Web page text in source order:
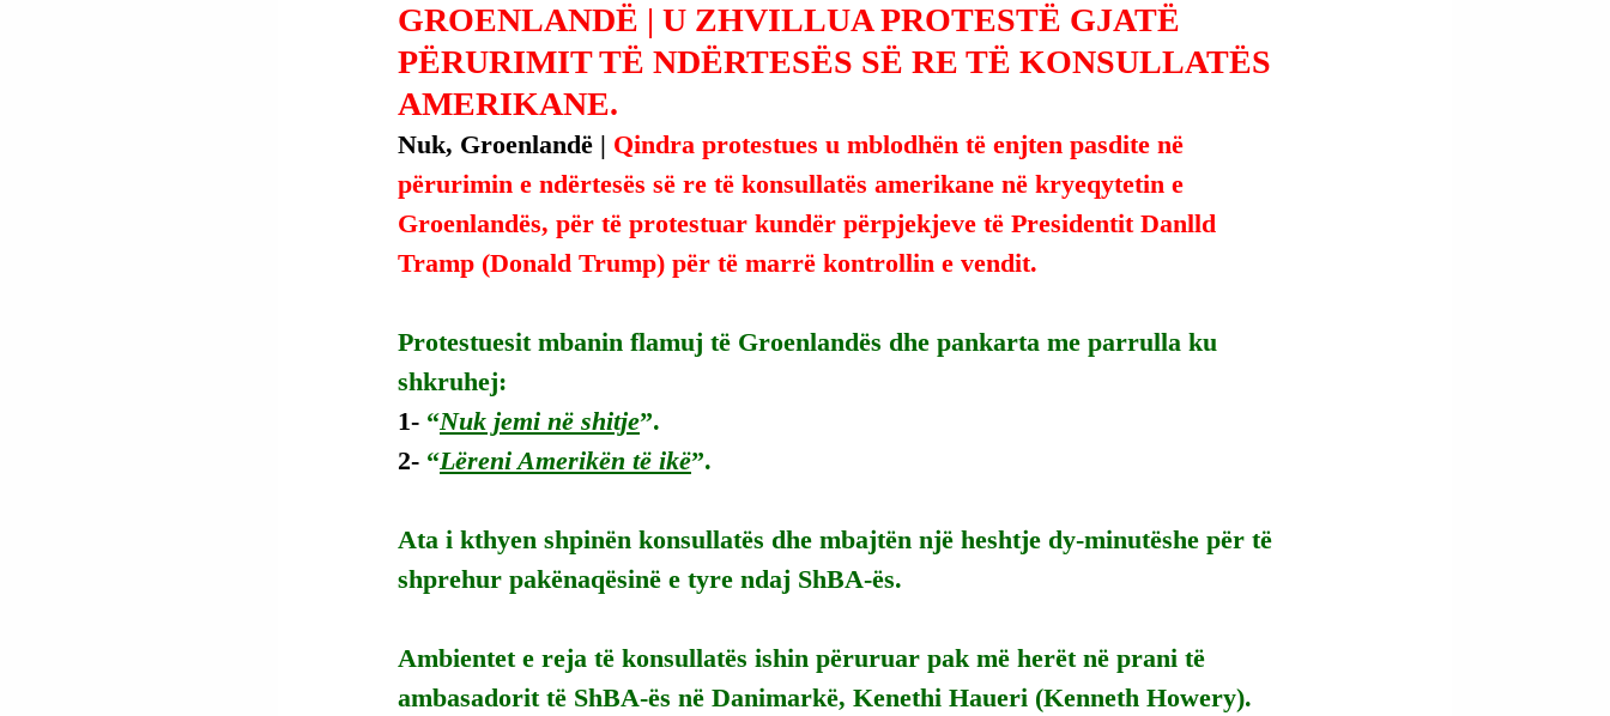
GROENLANDË | U ZHVILLUA PROTESTË GJATË
PËRURIMIT TË NDËRTESËS SË RE TË KONSULLATËS
AMERIKANE.
Nuk, Groenlandë | Qindra protestues u mblodhën të enjten pasdite në
përurimin e ndërtesës së re të konsullatës amerikane në kryeqytetin e
Groenlandës, për të protestuar kundër përpjekjeve të Presidentit Danlld
Tramp (Donald Trump) për të marrë kontrollin e vendit.
Protestuesit mbanin flamuj të Groenlandës dhe pankarta me parrulla ku
shkruhej:
1- “Nuk jemi në shitje”.
2- “Lëreni Amerikën të ikë”.
Ata i kthyen shpinën konsullatës dhe mbajtën një heshtje dy-minutëshe për të
shprehur pakënaqësinë e tyre ndaj ShBA-ës.
Ambientet e reja të konsullatës ishin përuruar pak më herët në prani të
ambasadorit të ShBA-ës në Danimarkë, Kenethi Haueri (Kenneth Howery).